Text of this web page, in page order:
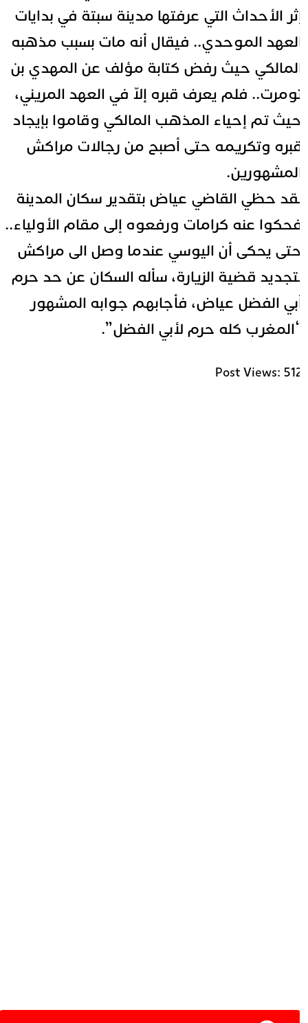
الأحداث التي عرفتها مدينة سبتة في بدايات
الموحدي.. فيقال أنه مات بسبب مذهبه
حيث رفض كتابة مؤلف عن المهدي بن
فلم يعرف قبره إلاّ في العهد المريني،
تم إحياء المذهب المالكي وقاموا بإيجاد
وتكريمه حتى أصبح من رجالات مراكش
حظي القاضي عياض بتقدير سكان المدينة
عنه كرامات ورفعوه إلى مقام الأولياء..
يحكى أن اليوسي عندما وصل الى مراكش
قضية الزيارة، سأله السكان عن حد حرم
الفضل عياض، فأجابهم جوابه المشهور
كله حرم لأبي الفضل”.
Post Views: